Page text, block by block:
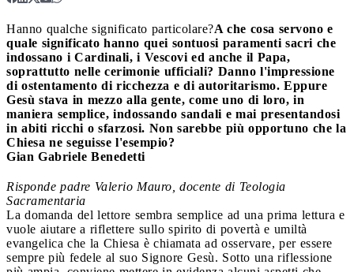
Hanno qualche significato particolare?A che cosa servono e
quale significato hanno quei sontuosi paramenti sacri che
indossano i Cardinali, i Vescovi ed anche il Papa,
soprattutto nelle cerimonie ufficiali? Danno l'impressione
di ostentamento di ricchezza e di autoritarismo. Eppure
Gesù stava in mezzo alla gente, come uno di loro, in
maniera semplice, indossando sandali e mai presentandosi
in abiti ricchi o sfarzosi. Non sarebbe più opportuno che la
Chiesa ne seguisse l'esempio?
Gian Gabriele Benedetti
Risponde padre Valerio Mauro, docente di Teologia
Sacramentaria
La domanda del lettore sembra semplice ad una prima lettura e
vuole aiutare a riflettere sullo spirito di povertà e umiltà
evangelica che la Chiesa è chiamata ad osservare, per essere
sempre più fedele al suo Signore Gesù. Sotto una riflessione